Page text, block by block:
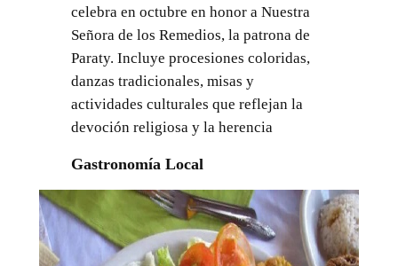
celebra en octubre en honor a Nuestra
Señora de los Remedios, la patrona de
Paraty. Incluye procesiones coloridas,
danzas tradicionales, misas y
actividades culturales que reflejan la
devoción religiosa y la herencia
Gastronomía Local